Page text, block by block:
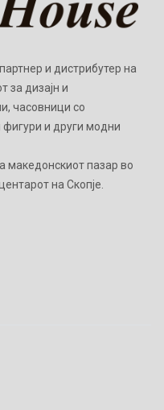
и дистрибутер на
за дизајн и
часовници со
и други модни
македонскиот пазар во
на Скопје.